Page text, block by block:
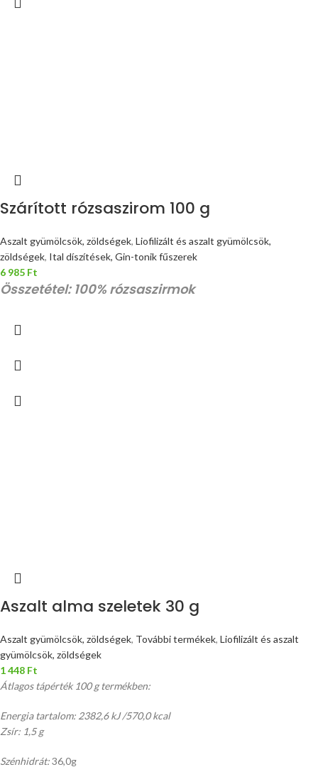
Szárított rózsaszirom 100 g
Aszalt gyümölcsök, zöldségek, Liofilizált és aszalt gyümölcsök,
zöldségek, Ital díszítések, Gin-tonik fűszerek
6 985 Ft
Összetétel: 100% rózsaszirmok
Aszalt alma szeletek 30 g
Aszalt gyümölcsök, zöldségek, További termékek, Liofilizált és aszalt
gyümölcsök, zöldségek
1 448 Ft
Átlagos tápérték 100 g termékben:
Energia tartalom: 2382,6 kJ /570,0 kcal
Zsír: 1,5 g
Szénhidrát:36,0g